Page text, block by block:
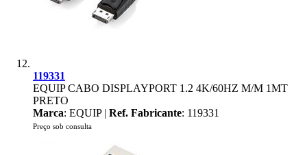
119331
EQUIP CABO DISPLAYPORT 1.2 4K/60HZ M/M 1MT
PRETO
Marca: EQUIP | Ref. Fabricante: 119331
Preço sob consulta